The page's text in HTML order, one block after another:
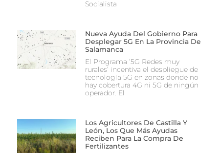
Socialista
Nueva Ayuda Del Gobierno Para
Desplegar 5G En La Provincia De
Salamanca
El Programa ‘5G Redes muy
rurales’ incentiva el despliegue de
tecnología 5G en zonas donde no
hay cobertura 4G ni 5G de ningún
operador. El
Los Agricultores De Castilla Y
León, Los Que Más Ayudas
Reciben Para La Compra De
Fertilizantes